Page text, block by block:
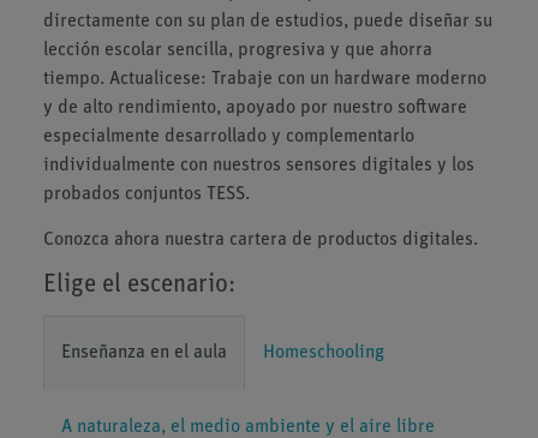
directamente con su plan de estudios, puede diseñar su
lección escolar sencilla, progresiva y que ahorra
tiempo. Actualicese: Trabaje con un hardware moderno
y de alto rendimiento, apoyado por nuestro software
especialmente desarrollado y complementarlo
individualmente con nuestros sensores digitales y los
probados conjuntos TESS.
Conozca ahora nuestra cartera de productos digitales.
Elige el escenario:
Enseñanza en el aula Homeschooling
A naturaleza, el medio ambiente y el aire libre